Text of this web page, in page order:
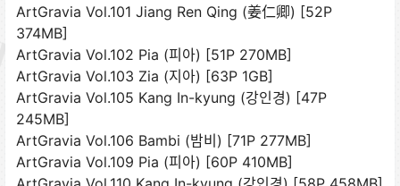
ArtGravia Vol.101 Jiang Ren Qing (姜仁卿) [52P
374MB]
ArtGravia Vol.102 Pia (피아) [51P 270MB]
ArtGravia Vol.103 Zia (지아) [63P 1GB]
ArtGravia Vol.105 Kang In-kyung (강인경) [47P
245MB]
ArtGravia Vol.106 Bambi (밤비) [71P 277MB]
ArtGravia Vol.109 Pia (피아) [60P 410MB]